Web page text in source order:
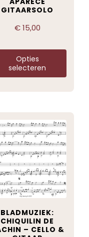
GITAARSOLO
€15,00
Opties
selecteren
BLADMUZIEK:
CHIQUILIN DE
– CELLO &